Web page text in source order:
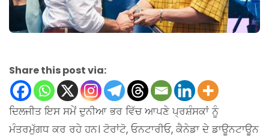
Share this post via:
ਦਿਲਜੀਤ ਇਸ ਸਮੇਂ ਦੁਨੀਆ ਭਰ ਵਿੱਚ ਆਪਣੇ ਪ੍ਰਸ਼ੰਸਕਾਂ ਨੂੰ
ਮੰਤਰਮੁੱਗਧ ਕਰ ਰਹੇ ਹਨ। ਟੋਰਾਂਟੋ, ਓਨਟਾਰੀਓ, ਕੈਨੇਡਾ ਦੇ ਡਾਊਨਟਾਊਨ